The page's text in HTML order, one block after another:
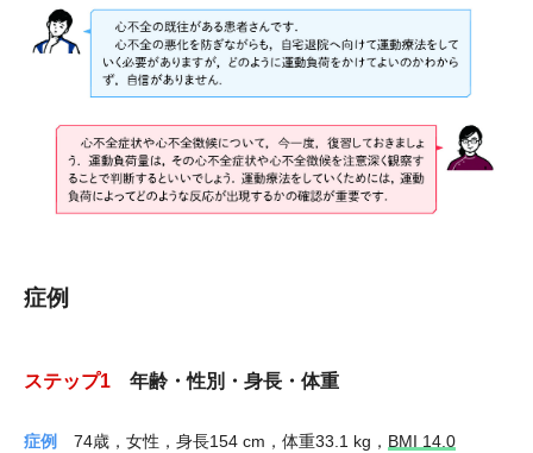
症例
ステップ1 年齢・性別・身長・体重
症例 74歳，女性，身長154 cm，体重33.1 kg， BMI 14.0